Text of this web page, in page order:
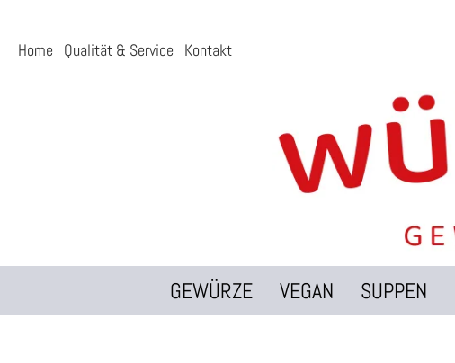
Home Qualität & Service Kontakt
GEWÜRZE VEGAN SUPPEN